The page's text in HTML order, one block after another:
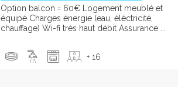
Option balcon = 60€ Logement meublé et
équipé Charges énergie (eau, éléctricité,
chauffage) Wi-fi très haut débit Assurance ...
+ 16